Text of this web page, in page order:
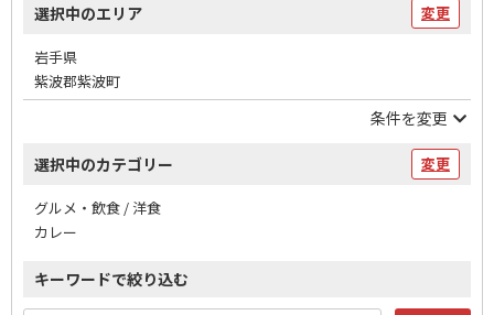
選択中のエリア 変更
岩手県
紫波郡紫波町
条件を変更
選択中のカテゴリー 変更
グルメ・飲食 / 洋食
カレー
キーワードで絞り込む